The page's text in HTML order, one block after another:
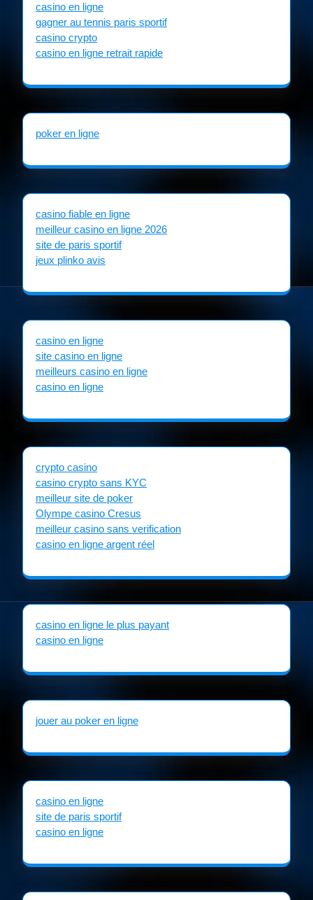
casino en ligne
gagner au tennis paris sportif
casino crypto
casino en ligne retrait rapide
poker en ligne
casino fiable en ligne
meilleur casino en ligne 2026
site de paris sportif
jeux plinko avis
casino en ligne
site casino en ligne
meilleurs casino en ligne
casino en ligne
crypto casino
casino crypto sans KYC
meilleur site de poker
Olympe casino Cresus
meilleur casino sans verification
casino en ligne argent réel
casino en ligne le plus payant
casino en ligne
jouer au poker en ligne
casino en ligne
site de paris sportif
casino en ligne